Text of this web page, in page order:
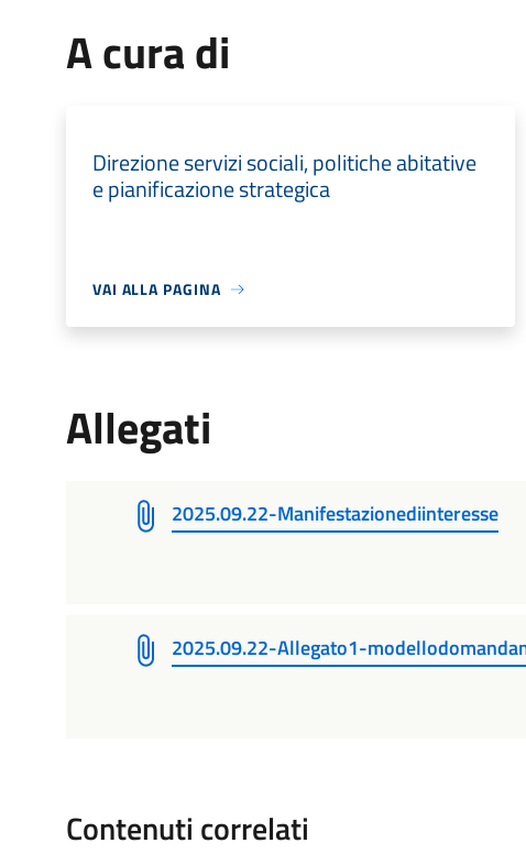
A cura di
Direzione servizi sociali, politiche abitative
e pianificazione strategica
VAI ALLA PAGINA
Allegati
2025.09.22-Manifestazionediinteresse
2025.09.22-Allegato1-
Contenuti correlati